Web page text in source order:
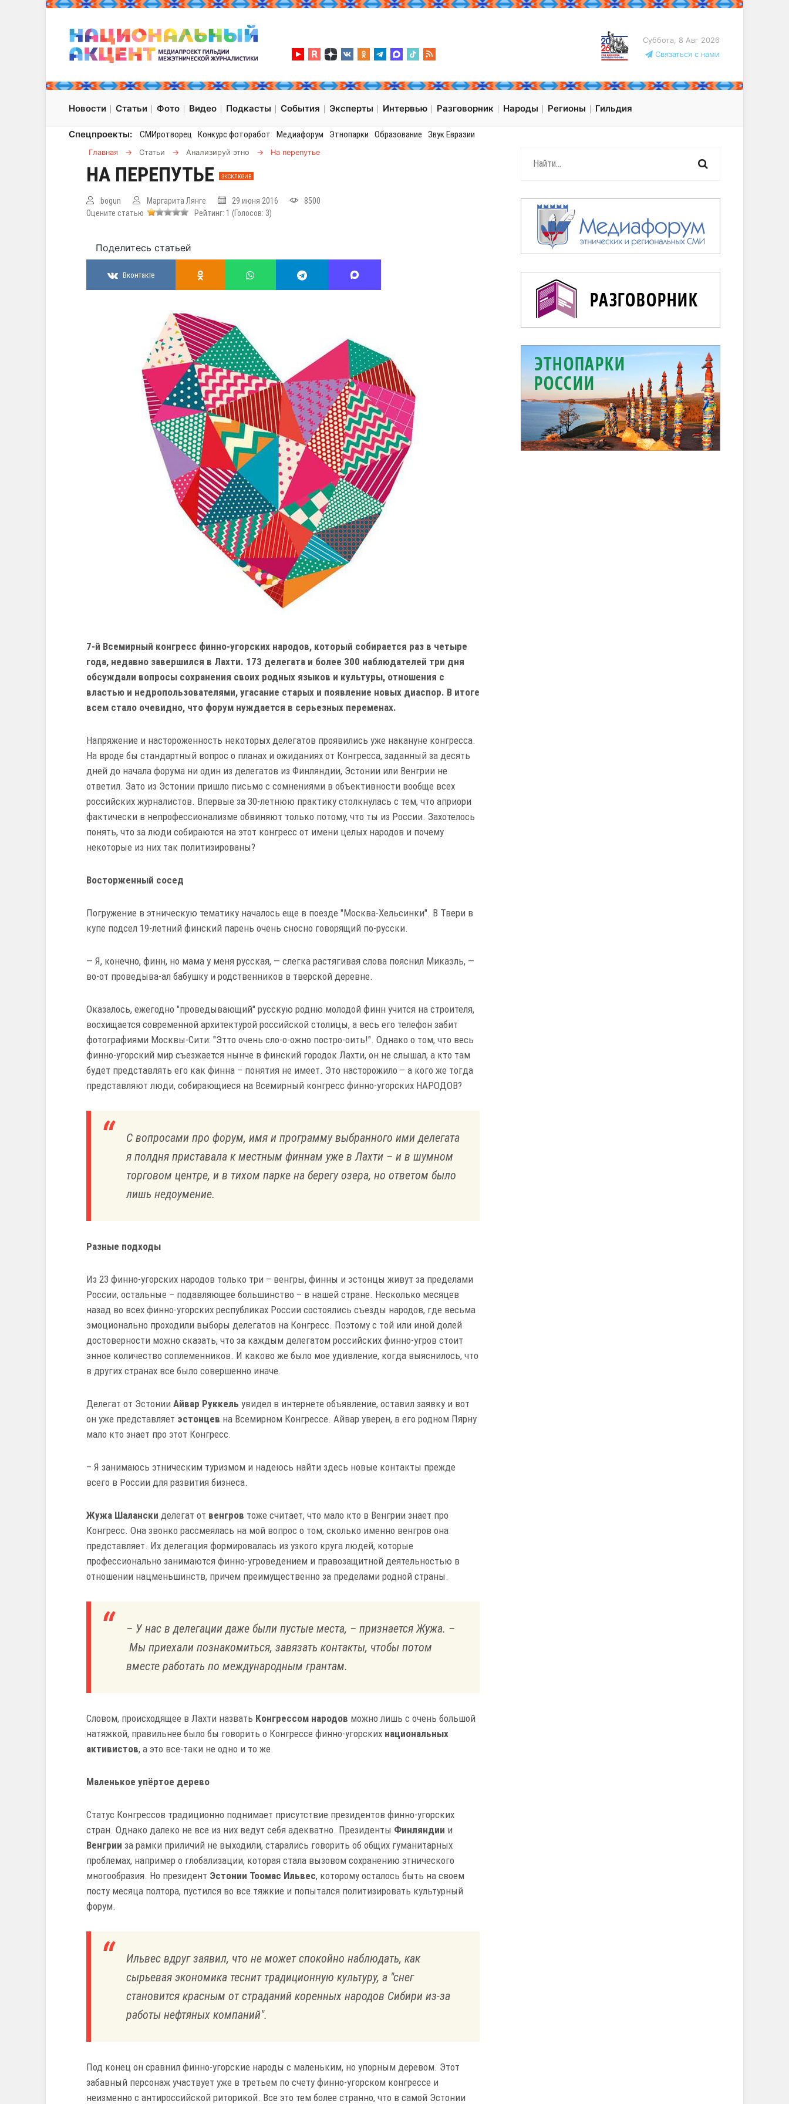
Суббота, 8 Авг 2026
Связаться с нами
Новости Статьи Фото Видео Подкасты События Эксперты Интервью Разговорник Народы Регионы Гильдия
Спецпроекты: СМИротворец Конкурс фоторабот Медиафорум Этнопарки Образование Звук Евразии
Главная → Статьи → Анализируй этно → На перепутье
НА ПЕРЕПУТЬЕ ЭКСКЛЮЗИВ
bogun Маргарита Лянге 29 июня 2016
8500
Оцените статью
Рейтинг: 1 (Голосов: 3)
Поделитесь статьей
Вконтакте
7-й Всемирный конгресс финно-угорских народов, который собирается раз в четыре
года, недавно завершился в Лахти. 173 делегата и более 300 наблюдателей три дня
обсуждали вопросы сохранения своих родных языков и культуры, отношения с
властью и недропользователями, угасание старых и появление новых диаспор. В итоге
всем стало очевидно, что форум нуждается в серьезных переменах.
Напряжение и настороженность некоторых делегатов проявились уже накануне конгресса.
На вроде бы стандартный вопрос о планах и ожиданиях от Конгресса, заданный за десять
дней до начала форума ни один из делегатов из Финляндии, Эстонии или Венгрии не
ответил. Зато из Эстонии пришло письмо с сомнениями в объективности вообще всех
российских журналистов. Впервые за 30-летнюю практику столкнулась с тем, что априори
фактически в непрофессионализме обвиняют только потому, что ты из России. Захотелось
понять, что за люди собираются на этот конгресс от имени целых народов и почему
некоторые из них так политизированы?
Восторженный сосед
Погружение в этническую тематику началось еще в поезде "Москва-Хельсинки". В Твери в
купе подсел 19-летний финский парень очень сносно говорящий по-русски.
— Я, конечно, финн, но мама у меня русская, — слегка растягивая слова пояснил Микаэль, —
во-от проведыва-ал бабушку и родственников в тверской деревне.
Оказалось, ежегодно "проведывающий" русскую родню молодой финн учится на строителя,
восхищается современной архитектурой российской столицы, а весь его телефон забит
фотографиями Москвы-Сити: "Этто очень сло-о-ожно постро-оить!". Однако о том, что весь
финно-угорский мир съезжается нынче в финский городок Лахти, он не слышал, а кто там
будет представлять его как финна – понятия не имеет. Это насторожило – а кого же тогда
представляют люди, собирающиеся на Всемирный конгресс финно-угорских НАРОДОВ?
С вопросами про форум, имя и программу выбранного ими делегата
я полдня приставала к местным финнам уже в Лахти – и в шумном
торговом центре, и в тихом парке на берегу озера, но ответом было
лишь недоумение.
Разные подходы
Из 23 финно-угорских народов только три – венгры, финны и эстонцы живут за пределами
России, остальные – подавляющее большинство – в нашей стране. Несколько месяцев
назад во всех финно-угорских республиках России состоялись съезды народов, где весьма
эмоционально проходили выборы делегатов на Конгресс. Поэтому с той или иной долей
достоверности можно сказать, что за каждым делегатом российских финно-угров стоит
энное количество соплеменников. И каково же было мое удивление, когда выяснилось, что
в других странах все было совершенно иначе.
Делегат от Эстонии Айвар Руккель увидел в интернете объявление, оставил заявку и вот
он уже представляет эстонцев на Всемирном Конгрессе. Айвар уверен, в его родном Пярну
мало кто знает про этот Конгресс.
– Я занимаюсь этническим туризмом и надеюсь найти здесь новые контакты прежде
всего в России для развития бизнеса.
Жужа Шалански делегат от венгров тоже считает, что мало кто в Венгрии знает про
Конгресс. Она звонко рассмеялась на мой вопрос о том, сколько именно венгров она
представляет. Их делегация формировалась из узкого круга людей, которые
профессионально занимаются финно-угроведением и правозащитной деятельностью в
отношении нацменьшинств, причем преимущественно за пределами родной страны.
– У нас в делегации даже были пустые места, – признается Жужа. –
Мы приехали познакомиться, завязать контакты, чтобы потом
вместе работать по международным грантам.
Словом, происходящее в Лахти назвать Конгрессом народов можно лишь с очень большой
натяжкой, правильнее было бы говорить о Конгрессе финно-угорских национальных
активистов, а это все-таки не одно и то же.
Маленькое упёртое дерево
Статус Конгрессов традиционно поднимает присутствие президентов финно-угорских
стран. Однако далеко не все из них ведут себя адекватно. Президенты Финляндии и
Венгрии за рамки приличий не выходили, старались говорить об общих гуманитарных
проблемах, например о глобализации, которая стала вызовом сохранению этнического
многообразия. Но президент Эстонии Тоомас Ильвес, которому осталось быть на своем
посту месяца полтора, пустился во все тяжкие и попытался политизировать культурный
форум.
Ильвес вдруг заявил, что не может спокойно наблюдать, как
сырьевая экономика теснит традиционную культуру, а "снег
становится красным от страданий коренных народов Сибири из-за
работы нефтяных компаний".
Под конец он сравнил финно-угорские народы с маленьким, но упорным деревом. Этот
забавный персонаж участвует уже в третьем по счету финно-угорском конгрессе и
неизменно с антироссийской риторикой. Все это тем более странно, что в самой Эстонии